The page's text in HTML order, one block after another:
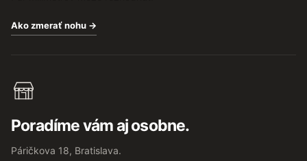
Ako zmerať nohu →
Poradíme vám aj osobne.
Páričkova 18, Bratislava.